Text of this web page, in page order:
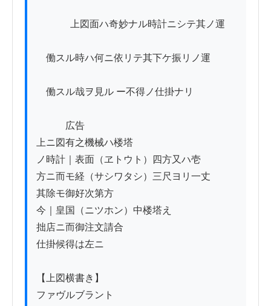
働スル時ハ何ニ依リテ其下ケ振リノ運
働スル哉ヲ見ル ー不得ノ仕掛ナリ
広告
上ニ図有之機械ハ楼塔
ノ時計｜表面（ヱトウト）四方又ハ壱
方ニ而モ経（サシワタシ）三尺ヨリ一丈
其除モ御好次第方
今｜皇国（ニツホン）中楼塔え
拙店ニ而御注文請合
仕掛候得は左ニ
【上図横書き】
ファヴルブラント